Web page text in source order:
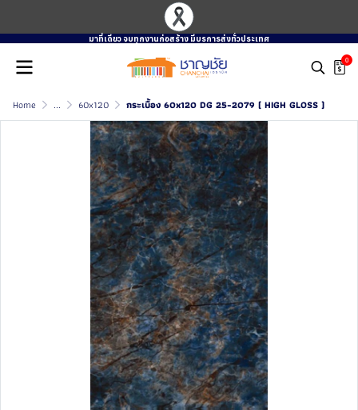
มาที่เดียว จบทุกงานก่อสร้าง มีบรการส่งทั่วประเทศ
0
Home ... 60x120 กระเบื้อง 60x120 DG 25-2079 ( HIGH GLOSS )